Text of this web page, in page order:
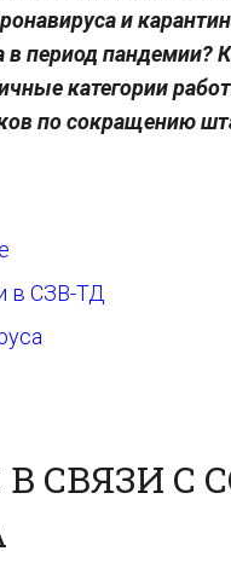
и
период пандемии?
категории
по сокращению
в СЗВ-ТД
СВЯЗИ С